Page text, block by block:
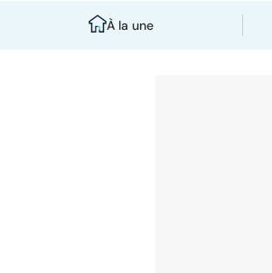
À la une